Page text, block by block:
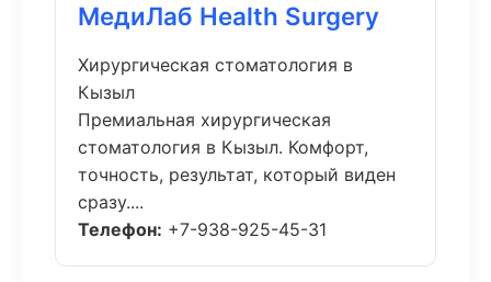
МедиЛаб Health Surgery
Хирургическая стоматология в
Кызыл
Премиальная хирургическая
стоматология в Кызыл. Комфорт,
точность, результат, который виден
сразу....
Телефон: +7-938-925-45-31